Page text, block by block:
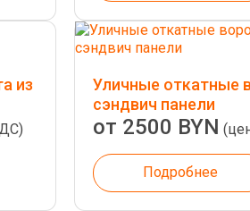
из
Уличные откатные
сэндвич панели
от 2500 BYN
Подробнее